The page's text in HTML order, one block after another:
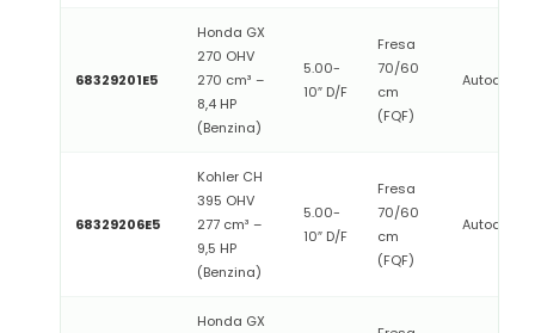
68329201E5
Honda GX
270 OHV
270 cm³ –
8,4 HP
(Benzina)
5.00-
10″ D/F
Fresa
70/60
cm
(FQF)
68329206E5
Kohler CH
395 OHV
277 cm³ –
9,5 HP
(Benzina)
5.00-
10″ D/F
Fresa
70/60
cm
(FQF)
Honda GX